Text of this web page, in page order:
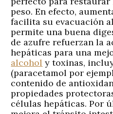
peso. En efecto,
facilita su evacuación
permite una buena
de azufre refuerzan la
hepáticas para una
alcohol y toxinas,
(paracetamol por
contenido de
propiedades
células hepáticas. Por